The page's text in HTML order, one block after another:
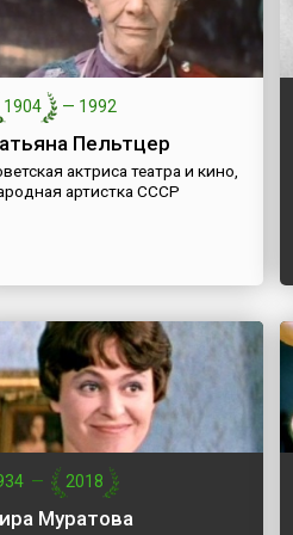
1904 — 1992
Пельтцер
актриса театра и кино,
артистка СССР
— 2018
Муратова